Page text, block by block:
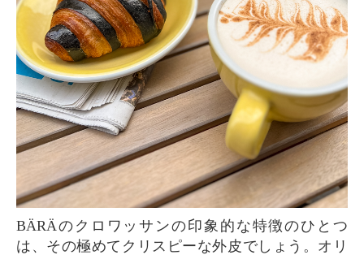
BÄRÄのクロワッサンの印象的な特徴のひとつ
は、その極めてクリスピーな外皮でしょう。オリ